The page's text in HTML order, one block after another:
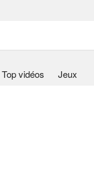
Top vidéos Jeux